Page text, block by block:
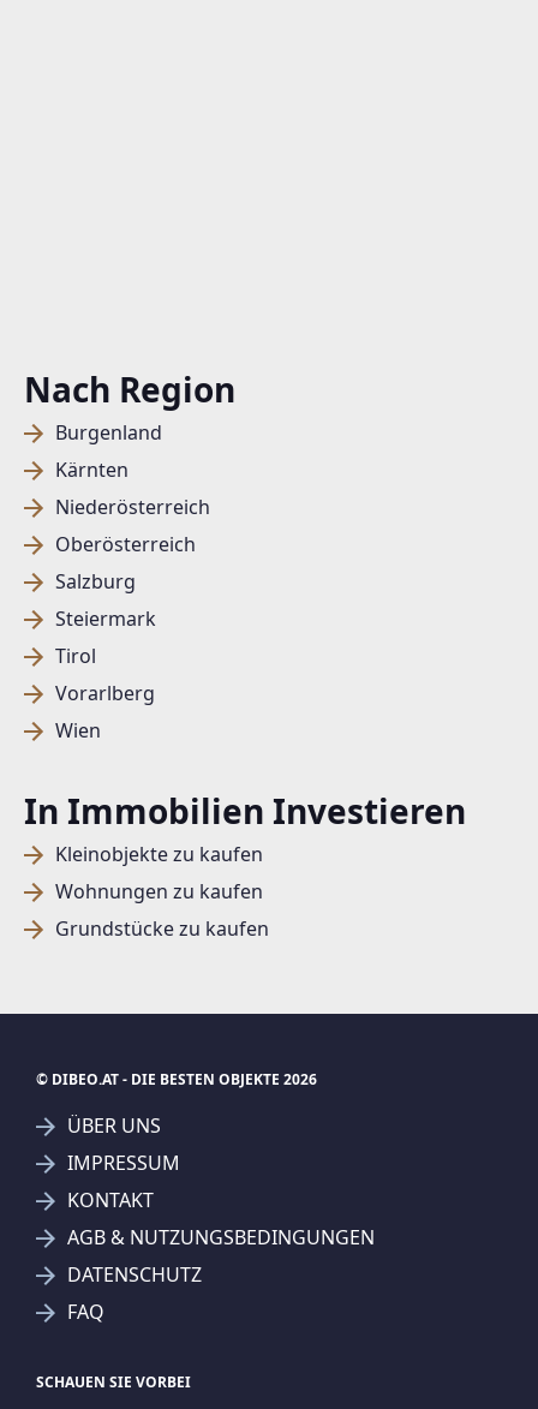
Nach Region
Burgenland
Kärnten
Niederösterreich
Oberösterreich
Salzburg
Steiermark
Tirol
Vorarlberg
Wien
In Immobilien Investieren
Kleinobjekte zu kaufen
Wohnungen zu kaufen
Grundstücke zu kaufen
© DIBEO.AT - DIE BESTEN OBJEKTE 2026
ÜBER UNS
IMPRESSUM
KONTAKT
AGB & NUTZUNGSBEDINGUNGEN
DATENSCHUTZ
FAQ
SCHAUEN SIE VORBEI